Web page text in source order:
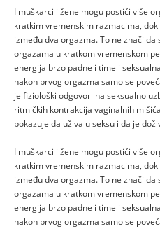
I muškarci i žene mogu postići više
kratkim vremenskim razmacima,
između dva orgazma. To ne znači
orgazama u kratkom vremenskom
energija brzo padne i time i
nakon prvog orgazma samo se
je fiziološki odgovor na seksualno
ritmičkih kontrakcija vaginalnih
pokazuje da uživa u seksu i da je
I muškarci i žene mogu postići više
kratkim vremenskim razmacima,
između dva orgazma. To ne znači
orgazama u kratkom vremenskom
energija brzo padne i time i
nakon prvog orgazma samo se